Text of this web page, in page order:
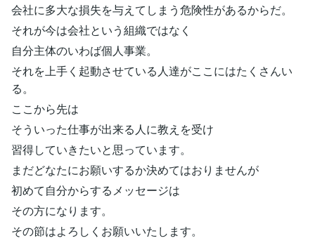
会社に多大な損失を与えてしまう危険性があるからだ。
それが今は会社という組織ではなく
自分主体のいわば個人事業。
それを上手く起動させている人達がここにはたくさんい
る。
ここから先は
そういった仕事が出来る人に教えを受け
習得していきたいと思っています。
まだどなたにお願いするか決めてはおりませんが
初めて自分からするメッセージは
その方になります。
その節はよろしくお願いいたします。